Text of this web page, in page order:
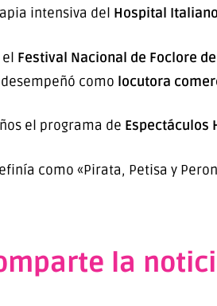
intensiva del Hospital
Festival Nacional de Foclore
desempeñó como locutora
el programa de Espectáculos
como «Pirata, Petisa y
la